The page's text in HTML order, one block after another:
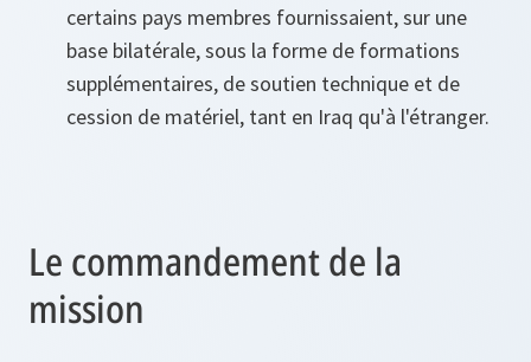
certains pays membres fournissaient, sur une
base bilatérale, sous la forme de formations
supplémentaires, de soutien technique et de
cession de matériel, tant en Iraq qu'à l'étranger.
Le commandement de la
mission